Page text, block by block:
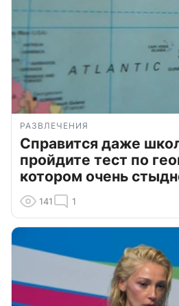
РАЗВЛЕЧЕНИЯ
Справится даже
пройдите тест по
котором очень
141 1